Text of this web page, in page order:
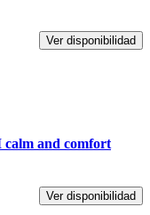
Ver disponibilidad
calm and comfort
Ver disponibilidad